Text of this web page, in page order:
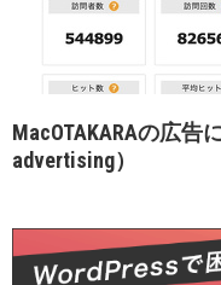
MacOTAKARAの広告
advertising）